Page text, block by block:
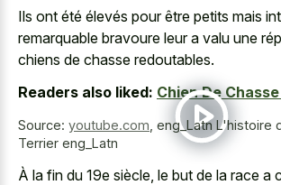
Ils ont été élevés pour être petits mais
remarquable bravoure leur a valu une
chiens de chasse redoutables.
Readers also liked: Chien De
Source: youtube.com eng_Latn L'histoire
Terrier eng_Latn
À la fin du 19e siècle, le but de la race a